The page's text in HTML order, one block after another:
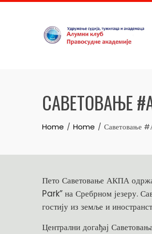
Skip
САВЕТОВАЊЕ
Home Home Саветовање
Пето Саветовање АКПА
Park” на Сребрном језеру.
гостију из земље и
Централни догађај